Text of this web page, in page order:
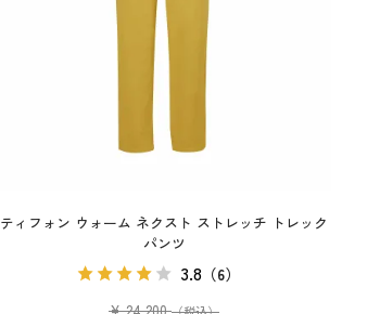
ティフォン ウォーム ネクスト ストレッチ トレック
パンツ
3.8 （6）